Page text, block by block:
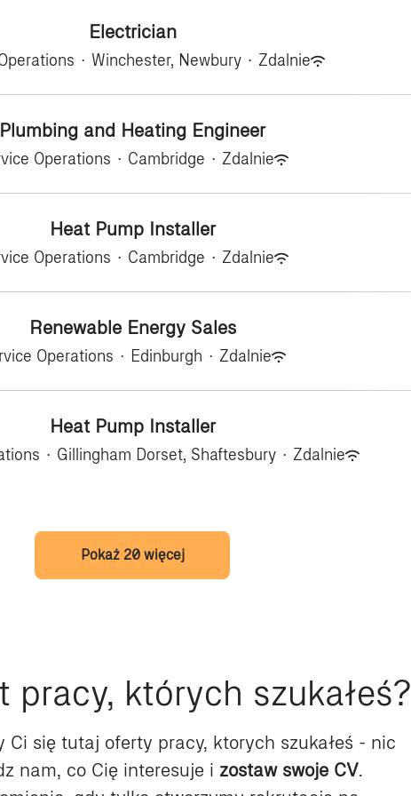
Electrician
· Winchester, Newbury · Zdalnie
Plumbing and Heating Engineer
Operations · Cambridge · Zdalnie
Heat Pump Installer
Operations · Cambridge · Zdalnie
Renewable Energy Sales
Operations · Edinburgh · Zdalnie
Heat Pump Installer
· Gillingham Dorset, Shaftesbury · Zdalnie
Pokaż 20 więcej
pracy, których szukałeś?
Ci się tutaj oferty pracy, ktorych szukałeś - nic
nam, co Cię interesuje i zostaw swoje CV.